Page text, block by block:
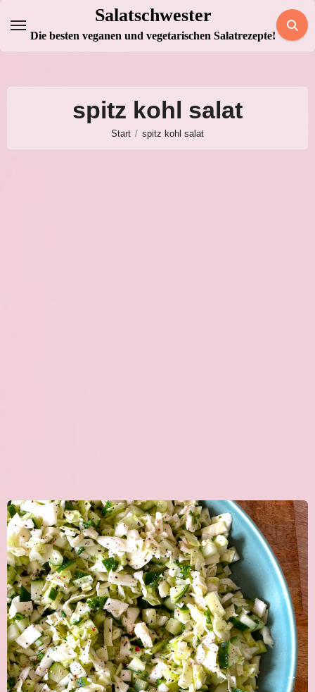
Inhalt
springen
Salatschwester
Die besten veganen und vegetarischen Salatrezepte!
spitz kohl salat
Start spitz kohl salat